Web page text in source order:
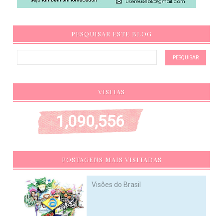
PESQUISAR ESTE BLOG
VISITAS
1,090,556
POSTAGENS MAIS VISITADAS
Visões do Brasil